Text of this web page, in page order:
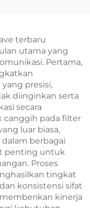
terbaru
utama yang
Pertama,
presisi,
diinginkan serta
secara
canggih pada filter
luar biasa,
berbagai
penting untuk
Proses
tingkat
konsistensi sifat
kinerja